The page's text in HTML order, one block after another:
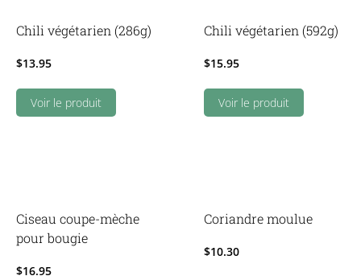
Chili végétarien (286g)
$13.95
Voir le produit
Chili végétarien (592g)
$15.95
Voir le produit
Ciseau coupe-mèche
pour bougie
$16.95
Coriandre moulue
$10.30